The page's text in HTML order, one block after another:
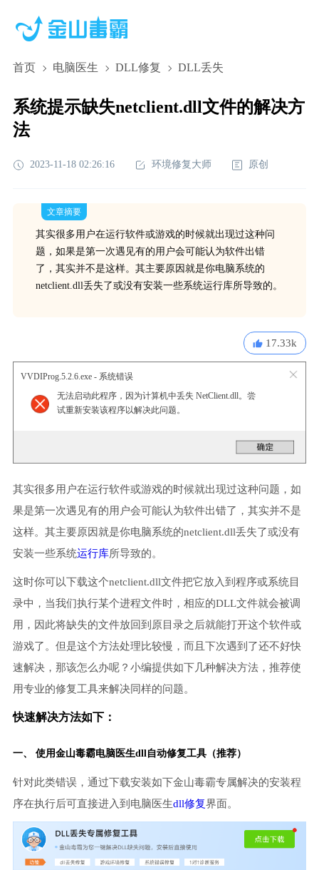
首页 电脑医生 DLL修复 DLL丢失
系统提示缺失netclient.dll文件的解决方
法
2023-11-18 02:26:16 环境修复大师 原创
文章摘要
其实很多用户在运行软件或游戏的时候就出现过这种问
题，如果是第一次遇见有的用户会可能认为软件出错
了，其实并不是这样。其主要原因就是你电脑系统的
netclient.dll丢失了或没有安装一些系统运行库所导致的。
17.33k
VVDIProg.5.2.6.exe - 系统错误
无法启动此程序，因为计算机中丢失 NetClient.dll。尝
试重新安装该程序以解决此问题。
其实很多用户在运行软件或游戏的时候就出现过这种问题，如
果是第一次遇见有的用户会可能认为软件出错了，其实并不是
这样。其主要原因就是你电脑系统的netclient.dll丢失了或没有
安装一些系统运行库所导致的。
这时你可以下载这个netclient.dll文件把它放入到程序或系统目
录中，当我们执行某个进程文件时，相应的DLL文件就会被调
用，因此将缺失的文件放回到原目录之后就能打开这个软件或
游戏了。但是这个方法处理比较慢，而且下次遇到了还不好快
速解决，那该怎么办呢？小编提供如下几种解决方法，推荐使
用专业的修复工具来解决同样的问题。
快速解决方法如下：
一、 使用金山毒霸电脑医生dll自动修复工具（推荐）
针对此类错误，通过下载安装如下金山毒霸专属解决的安装程
序在执行后可直接进入到电脑医生dll修复界面。